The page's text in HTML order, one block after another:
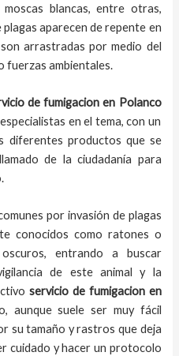
moscas blancas, entre otras,
aparecen de repente en
arrastradas por medio del
fuerzas ambientales.
de fumigacion en Polanco
en el tema, con un
diferentes productos que se
de la ciudadanía para
por invasión de plagas
conocidos como ratones o
entrando a buscar
de este animal y la
servicio de fumigacion en
aunque suele ser muy fácil
su tamaño y rastros que deja
cuidado y hacer un protocolo